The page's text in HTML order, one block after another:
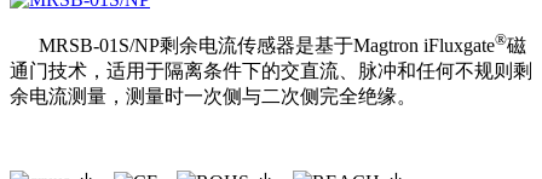
MRSB-01S/NP剩余电流传感器是基于Magtron iFluxgate®磁
通门技术，适用于隔离条件下的交直流、脉冲和任何不规则剩
余电流测量，测量时一次侧与二次侧完全绝缘。